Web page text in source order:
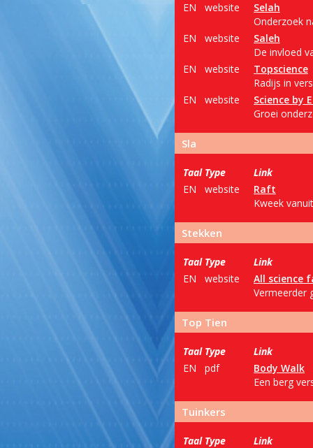
EN
website
Selah
Onderzoek
EN
website
Saleh
De invloed
EN
website
Topscience
Radijs in
EN
website
Science by
Groei
Sla
Taal Type
Link
EN
website
Raft
Kweek
Stekken
Taal Type
Link
EN
website
All science
Vermeerder
Top Tien
Taal Type
Link
EN
pdf
Body Walk
Een berg
Tuinkers
Taal Type
Link